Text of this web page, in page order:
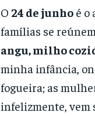
O 24 de junhoé o
famílias se
angu, milho
minha infância,
fogueira; as
infelizmente, vem